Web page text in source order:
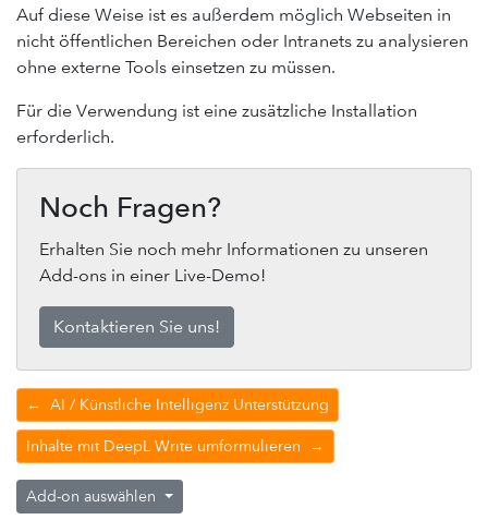
Movingimage-Connect
PIM-Connect
SharePoint-Connect
Support-Forum
Feedback geben
Auf diese Weise ist es außerdem möglich Webseiten in
nicht öffentlichen Bereichen oder Intranets zu analysieren
ohne externe Tools einsetzen zu müssen.
Für die Verwendung ist eine zusätzliche Installation
erforderlich.
Noch Fragen?
Erhalten Sie noch mehr Informationen zu unseren
Add-ons in einer Live-Demo!
Kontaktieren Sie uns!
← AI / Künstliche Intelligenz Unterstützung
Inhalte mit DeepL Write umformulieren →
Add-on auswählen